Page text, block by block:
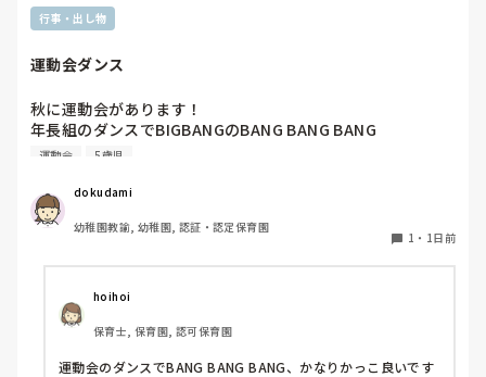
行事・出し物
運動会ダンス
秋に運動会があります！
年長組のダンスでBIGBANGのBANG BANG BANG
踊ります！
運動会 5歳児
dokudami
幼稚園教諭, 幼稚園, 認証・認定保育園
1 ・ 1日前
hoihoi
保育士, 保育園, 認可保育園
運動会のダンスでBANG BANG BANG、かなりかっこ良いです